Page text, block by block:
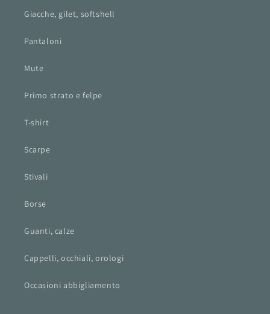
Giacche, gilet, softshell
Pantaloni
Mute
Primo strato e felpe
T-shirt
Scarpe
Stivali
Borse
Guanti, calze
Cappelli, occhiali, orologi
Occasioni abbigliamento